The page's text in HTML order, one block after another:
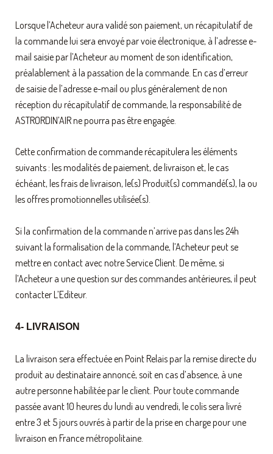
Lorsque l’Acheteur aura validé son paiement, un récapitulatif de
la commande lui sera envoyé par voie électronique, à l’adresse e-
mail saisie par l’Acheteur au moment de son identification,
préalablement à la passation de la commande. En cas d’erreur
de saisie de l’adresse e-mail ou plus généralement de non
réception du récapitulatif de commande, la responsabilité de
ASTRORDIN’AIR ne pourra pas être engagée.
Cette confirmation de commande récapitulera les éléments
suivants : les modalités de paiement, de livraison et, le cas
échéant, les frais de livraison, le(s) Produit(s) commandé(s), la ou
les offres promotionnelles utilisée(s).
Si la confirmation de la commande n’arrive pas dans les 24h
suivant la formalisation de la commande, l’Acheteur peut se
mettre en contact avec notre Service Client. De même, si
l’Acheteur a une question sur des commandes antérieures, il peut
contacter L’Editeur.
4- LIVRAISON
La livraison sera effectuée en Point Relais par la remise directe du
produit au destinataire annoncé, soit en cas d’absence, à une
autre personne habilitée par le client. Pour toute commande
passée avant 10 heures du lundi au vendredi, le colis sera livré
entre 3 et 5 jours ouvrés à partir de la prise en charge pour une
livraison en France métropolitaine.